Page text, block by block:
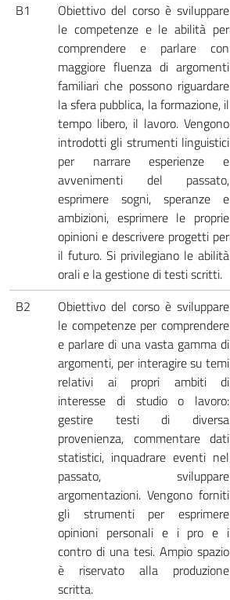
B1
Obiettivo del corso è sviluppare
le competenze e le abilità per
comprendere e parlare con
maggiore fluenza di argomenti
familiari che possono riguardare
la sfera pubblica, la formazione, il
tempo libero, il lavoro. Vengono
introdotti gli strumenti linguistici
per narrare esperienze e
avvenimenti del passato,
esprimere sogni, speranze e
ambizioni, esprimere le proprie
opinioni e descrivere progetti per
il futuro. Si privilegiano le abilità
orali e la gestione di testi scritti.
B2
Obiettivo del corso è sviluppare
le competenze per comprendere
e parlare di una vasta gamma di
argomenti, per interagire su temi
relativi ai propri ambiti di
interesse di studio o lavoro:
gestire testi di diversa
provenienza, commentare dati
statistici, inquadrare eventi nel
passato, sviluppare
argomentazioni. Vengono forniti
gli strumenti per esprimere
opinioni personali e i pro e i
contro di una tesi. Ampio spazio
è riservato alla produzione
scritta.